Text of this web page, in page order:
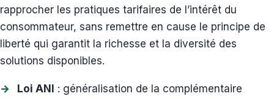
rapprocher les pratiques tarifaires de l’intérêt du
consommateur, sans remettre en cause le principe de
liberté qui garantit la richesse et la diversité des
solutions disponibles.
Loi ANI
: généralisation de la complémentaire